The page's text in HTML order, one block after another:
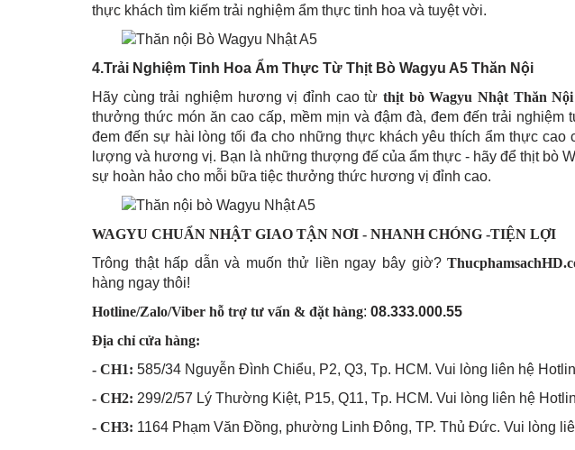
thực khách tìm kiếm trải nghiệm ẩm thực tinh hoa và tuyệt vời.
4.Trải Nghiệm Tinh Hoa Ẩm Thực Từ Thịt Bò Wagyu A5 Thăn Nội
Hãy cùng trải nghiệm hương vị đỉnh cao từ thịt bò Wagyu Nhật Thăn
thưởng thức món ăn cao cấp, mềm mịn và đậm đà, đem đến trải nghiệm
đem đến sự hài lòng tối đa cho những thực khách yêu thích ẩm thực cao
lượng và hương vị. Bạn là những thượng đế của ẩm thực - hãy để thịt bò
sự hoàn hảo cho mỗi bữa tiệc thưởng thức hương vị đỉnh cao.
WAGYU CHUẨN NHẬT GIAO TẬN NƠI - NHANH CHÓNG -TIỆN LỢI
Trông thật hấp dẫn và muốn thử liền ngay bây giờ?
hàng ngay thôi!
Hotline/Zalo/Viber hỗ trợ tư vấn & đặt hàng: 08.333.000.55
Địa chỉ cửa hàng:
- CH1: 585/34 Nguyễn Đình Chiểu, P2, Q3, Tp. HCM. Vui lòng liên hệ
- CH2: 299/2/57 Lý Thường Kiệt, P15, Q11, Tp. HCM. Vui lòng liên hệ
- CH3: 1164 Phạm Văn Đồng, phường Linh Đông, TP. Thủ Đức. Vui lòng